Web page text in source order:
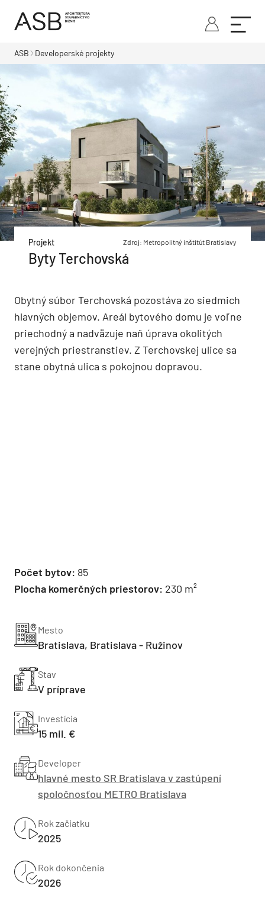
ASB Developerské projekty
Projekt Zdroj: Metropolitný inštitút Bratislavy
Byty Terchovská
Obytný súbor Terchovská pozostáva zo siedmich
hlavných objemov. Areál bytového domu je voľne
priechodný a nadväzuje naň úprava okolitých
verejných priestranstiev. Z Terchovskej ulice sa
stane obytná ulica s pokojnou dopravou.
Počet bytov: 85
Plocha komerčných priestorov: 230 m²
Mesto
Bratislava, Bratislava - Ružinov
Stav
V príprave
Investícia
15 mil. €
Developer
hlavné mesto SR Bratislava v zastúpení
spoločnosťou METRO Bratislava
Rok začiatku
2025
Rok dokončenia
2026